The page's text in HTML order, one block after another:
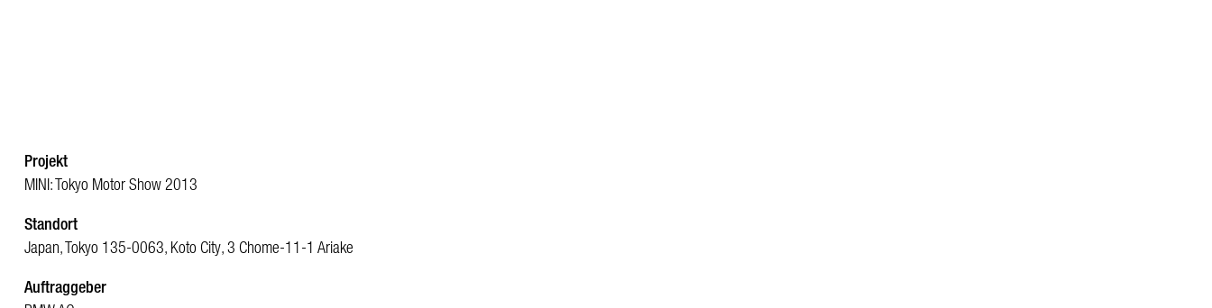
Projekt
MINI: Tokyo Motor Show 2013
Standort
Japan, Tokyo 135-0063, Koto City, 3 Chome-11-1 Ariake
Auftraggeber